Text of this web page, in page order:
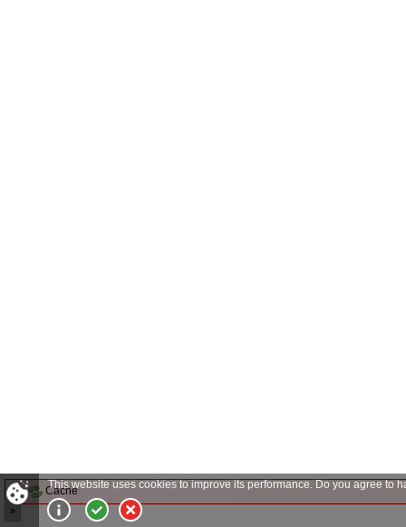
This website uses cookies to improve its performance. Do you agree to
Cache
»